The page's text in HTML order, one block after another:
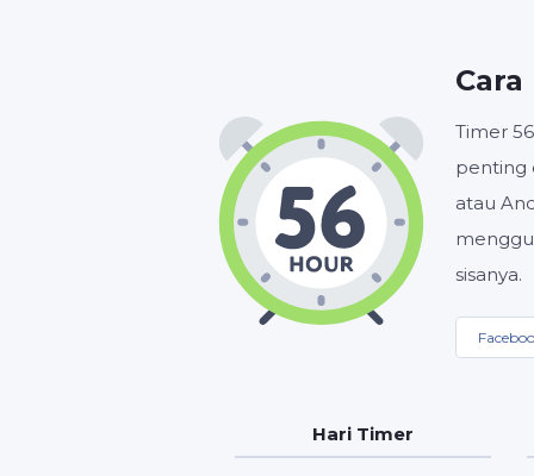
Timer
penting
atau
sisanya.
Hari Timer